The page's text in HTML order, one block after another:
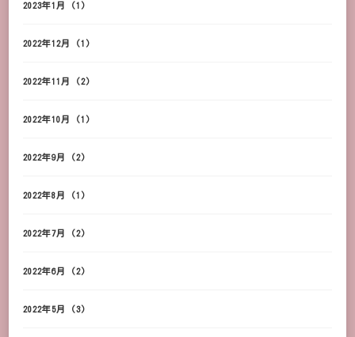
2023年1月 (1)
2022年12月 (1)
2022年11月 (2)
2022年10月 (1)
2022年9月 (2)
2022年8月 (1)
2022年7月 (2)
2022年6月 (2)
2022年5月 (3)